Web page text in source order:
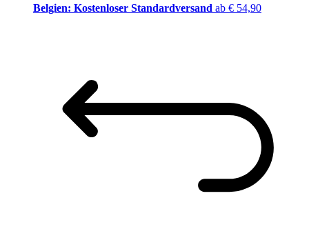
Belgien: Kostenloser Standardversand ab € 54,90